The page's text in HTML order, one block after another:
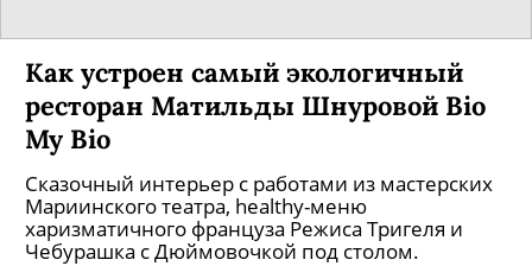
Как устроен самый экологичный
ресторан Матильды Шнуровой Bio
My Bio
Сказочный интерьер с работами из мастерских
Мариинского театра, healthy-меню
харизматичного француза Режиса Тригеля и
Чебурашка с Дюймовочкой под столом.